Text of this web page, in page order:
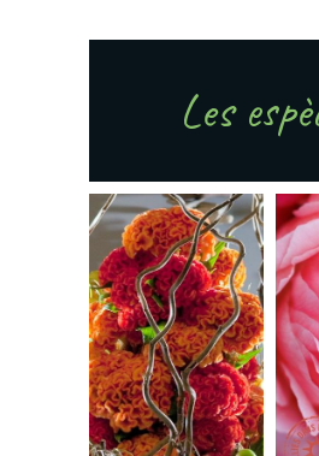
Les